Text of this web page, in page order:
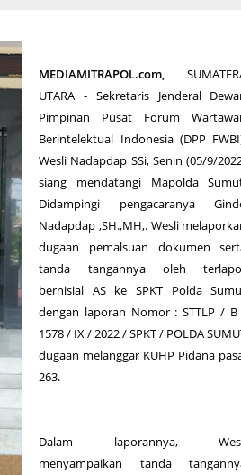
MEDIAMITRAPOL.com,
UTARA - Sekretaris Jenderal
Pimpinan Pusat Forum
Berintelektual Indonesia (DPP
Wesli Nadapdap SSi, Senin (05/9/
siang mendatangi Mapolda
Didampingi pengacaranya
Nadapdap ,SH.,MH,. Wesli
dugaan pemalsuan dokumen
tanda tangannya oleh
bernisial AS ke SPKT Polda
dengan laporan Nomor : STTLP /
1578 / IX / 2022 / SPKT / POLDA
dugaan melanggar KUHP Pidana
263.
Dalam laporannya,
menyampaikan tanda